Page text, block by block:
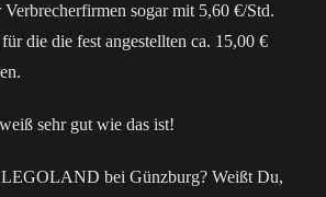
Verbrecherfirmen sogar mit 5,60 €/Std.
die die fest angestellten ca. 15,00 €
sehr gut wie das ist!
bei Günzburg? Weißt Du,